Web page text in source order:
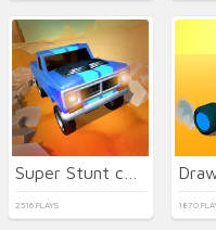
2516 PLAYS 1870